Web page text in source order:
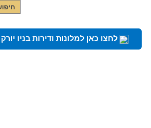
לחצו כאן למלונות ודירות בניו יורק